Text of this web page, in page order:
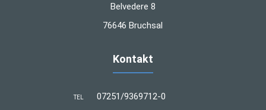
Belvedere 8
76646 Bruchsal
Kontakt
TEL 07251/9369712-0